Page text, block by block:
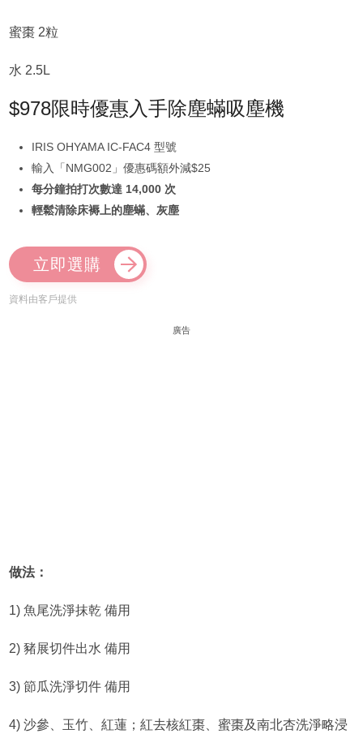
蜜棗 2粒
水 2.5L
$978限時優惠入手除塵蟎吸塵機
IRIS OHYAMA IC-FAC4 型號
輸入「NMG002」優惠碼額外減$25
每分鐘拍打次數達 14,000 次
輕鬆清除床褥上的塵蟎、灰塵
立即選購
資料由客戶提供
廣告
做法：
1) 魚尾洗淨抹乾 備用
2) 豬展切件出水 備用
3) 節瓜洗淨切件 備用
4) 沙參、玉竹、紅蓮；紅去核紅棗、蜜棗及南北杏洗淨略浸